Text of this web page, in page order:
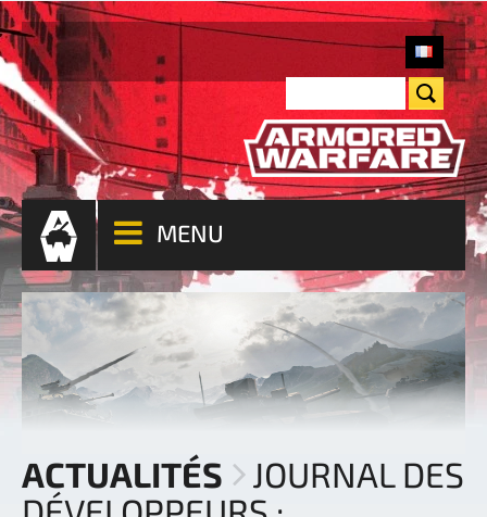
MENU
ACTUALITÉS
JOURNAL DES